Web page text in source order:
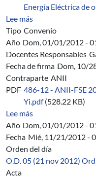
Energía Eléctrica de
Lee mássobre 487/12 -
Tipo Convenio
Año Dom, 01/01/2012 -
Docentes Responsables
Fecha de firma Dom, 10/
Contraparte ANII
PDF 486-12 - ANII-FSE
Yi.pdf (528.22 KB)
Lee mássobre 486/12 -
Año Dom, 01/01/2012 -
Fecha Mié, 11/21/2012 -
Orden del día
O.D. 05 (21 nov 2012)
Acta